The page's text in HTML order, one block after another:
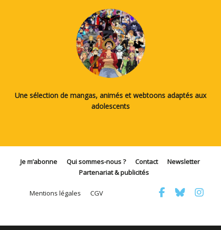
Une sélection de mangas, animés et webtoons adaptés aux
adolescents
Je m’abonne Qui sommes-nous ? Contact
Newsletter
Partenariat & publicités
Mentions légales CGV